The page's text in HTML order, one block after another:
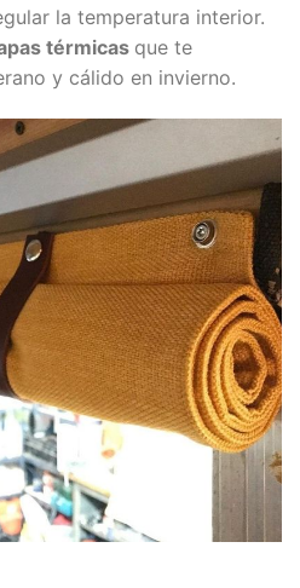
la temperatura interior.
térmicas que te
y cálido en invierno.